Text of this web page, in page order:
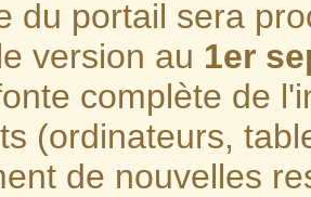
du portail sera
version au 1er
complète de
(ordinateurs,
de nouvelles